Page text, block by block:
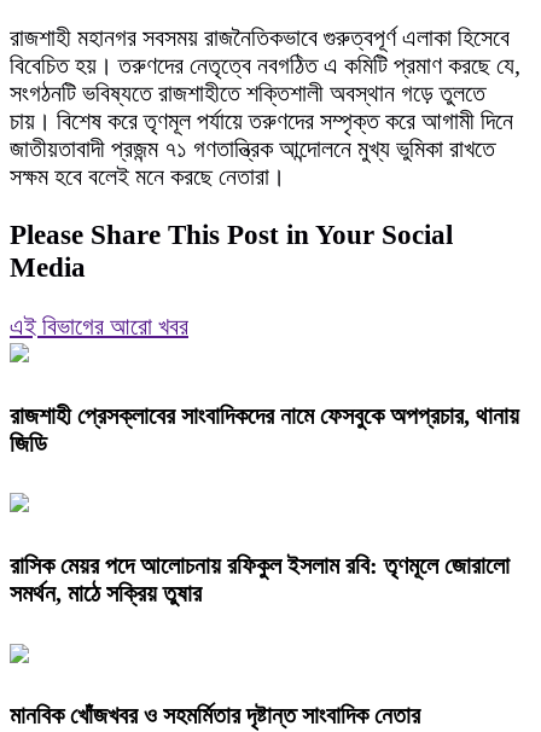
রাজশাহী মহানগর সবসময় রাজনৈতিকভাবে গুরুত্বপূর্ণ এলাকা হিসেবে
বিবেচিত হয়। তরুণদের নেতৃত্বে নবগঠিত এ কমিটি প্রমাণ করছে যে,
সংগঠনটি ভবিষ্যতে রাজশাহীতে শক্তিশালী অবস্থান গড়ে তুলতে
চায়। বিশেষ করে তৃণমূল পর্যায়ে তরুণদের সম্পৃক্ত করে আগামী দিনে
জাতীয়তাবাদী প্রজন্ম ৭১ গণতান্ত্রিক আন্দোলনে মুখ্য ভুমিকা রাখতে
সক্ষম হবে বলেই মনে করছে নেতারা।
Please Share This Post in Your Social
Media
এই বিভাগের আরো খবর
রাজশাহী প্রেসক্লাবের সাংবাদিকদের নামে ফেসবুকে অপপ্রচার, থানায়
জিডি
রাসিক মেয়র পদে আলোচনায় রফিকুল ইসলাম রবি: তৃণমূলে জোরালো
সমর্থন, মাঠে সক্রিয় তুষার
মানবিক খোঁজখবর ও সহমর্মিতার দৃষ্টান্ত সাংবাদিক নেতার